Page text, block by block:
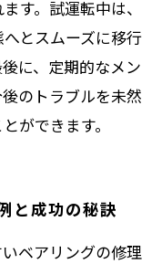
す。試運転中は、
とスムーズに移行
に、定期的なメン
のトラブルを未然
ができます。
と成功の秘訣
ベアリングの修理